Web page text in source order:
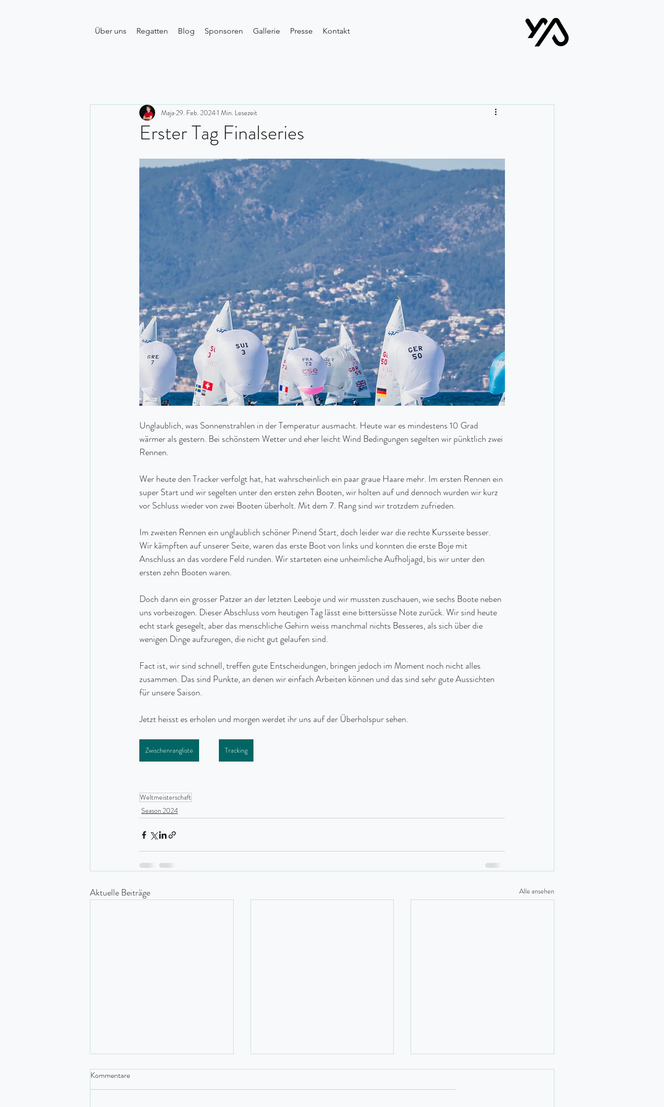
Über uns Regatten Blog Sponsoren Gallerie Presse Kontakt
Erster Tag Finalseries
Maja 29. Feb. 20241 Min. Lesezeit
Unglaublich, was Sonnenstrahlen in der Temperatur ausmacht. Heute war es mindestens 10 Grad
wärmer als gestern. Bei schönstem Wetter und eher leicht Wind Bedingungen segelten wir pünktlich zwei
Rennen.
Wer heute den Tracker verfolgt hat, hat wahrscheinlich ein paar graue Haare mehr. Im ersten Rennen ein
super Start und wir segelten unter den ersten zehn Booten, wir holten auf und dennoch wurden wir kurz
vor Schluss wieder von zwei Booten überholt. Mit dem 7. Rang sind wir trotzdem zufrieden.
Im zweiten Rennen ein unglaublich schöner Pinend Start, doch leider war die rechte Kursseite besser.
Wir kämpften auf unserer Seite, waren das erste Boot von links und konnten die erste Boje mit
Anschluss an das vordere Feld runden. Wir starteten eine unheimliche Aufholjagd, bis wir unter den
ersten zehn Booten waren.
Doch dann ein grosser Patzer an der letzten Leeboje und wir mussten zuschauen, wie sechs Boote neben
uns vorbeizogen. Dieser Abschluss vom heutigen Tag lässt eine bittersüsse Note zurück. Wir sind heute
echt stark gesegelt, aber das menschliche Gehirn weiss manchmal nichts Besseres, als sich über die
wenigen Dinge aufzuregen, die nicht gut gelaufen sind.
Fact ist, wir sind schnell, treffen gute Entscheidungen, bringen jedoch im Moment noch nicht alles
zusammen. Das sind Punkte, an denen wir einfach Arbeiten können und das sind sehr gute Aussichten
für unsere Saison.
Jetzt heisst es erholen und morgen werdet ihr uns auf der Überholspur sehen.
Zwischenrangliste Tracking
Weltmeisterschaft
Season 2024
Aktuelle Beiträge Alle ansehen
Kommentare